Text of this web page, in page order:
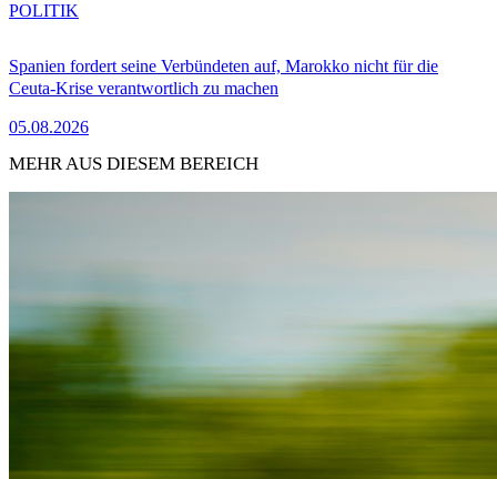
Spanien fordert seine Verbündeten auf, Marokko nicht für die
Ceuta-Krise verantwortlich zu machen
05.08.2026
POLITIK
MEHR AUS DIESEM BEREICH